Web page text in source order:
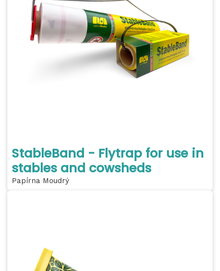
StableBand - Flytrap for use in
stables and cowsheds
Papírna Moudrý